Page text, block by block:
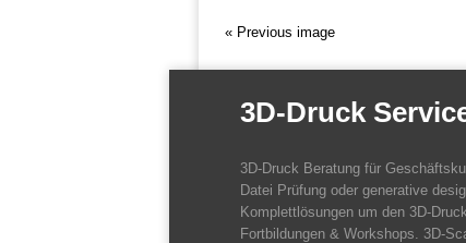
« Previous image
3D-Druck
3D-Druck Beratung für
Datei Prüfung oder generative
Komplettlösungen um den 3D-
Fortbildungen & Workshops. 3D-